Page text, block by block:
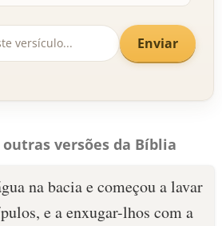
Enviar
versões da Bíblia
na bacia e começou a lavar
e a enxugar-lhos com a